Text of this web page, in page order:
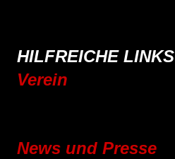
HILFREICHE LINKS
Verein
News und Presse